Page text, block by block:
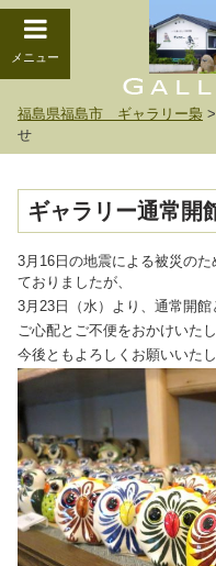
メニュー
福島県福島市 ギャラリー梟 >
せ
ギャラリー通常開
3月16日の地震による被災の
ておりましたが、
3月23日（水）より、通常開館
ご心配とご不便をおかけいた
今後ともよろしくお願いいたし